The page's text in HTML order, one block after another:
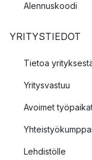
Alennuskoodi
YRITYSTIEDOT
Tietoa
Yritysvastuu
Avoimet
Lehdistölle